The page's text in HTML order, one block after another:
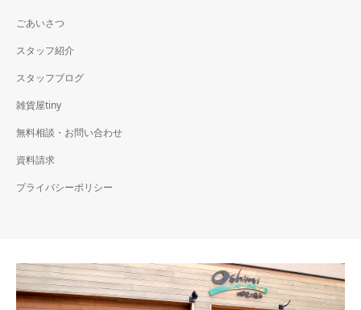
ごあいさつ
スタッフ紹介
スタッフブログ
雑貨屋tiny
無料相談・お問い合わせ
資料請求
プライバシーポリシー